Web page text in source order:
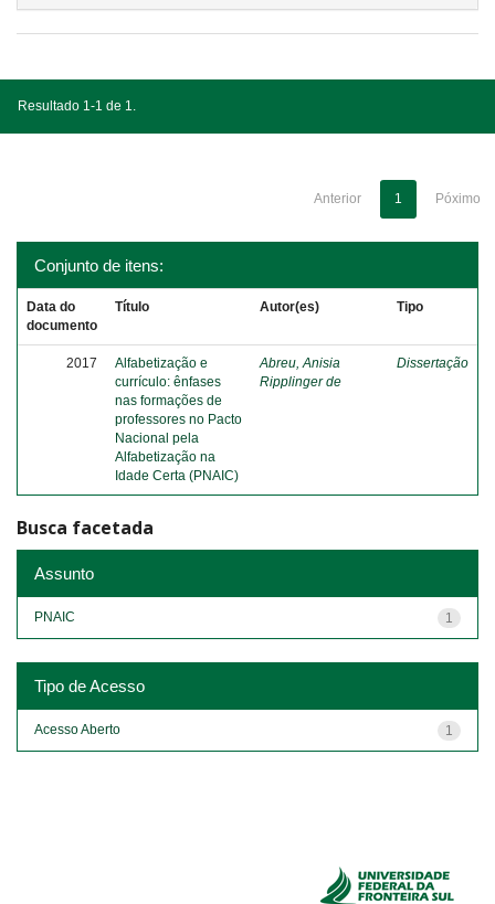
Resultado 1-1 de 1.
Anterior 1 Póximo
Conjunto de itens:
Data do
documento
Título Autor(es) Tipo
2017
Alfabetização e
currículo: ênfases
nas formações de
professores no Pacto
Nacional pela
Alfabetização na
Idade Certa (PNAIC)
Abreu, Anisia
Ripplinger de
Dissertação
Busca facetada
Assunto
1
PNAIC
Tipo de Acesso
1
Acesso Aberto